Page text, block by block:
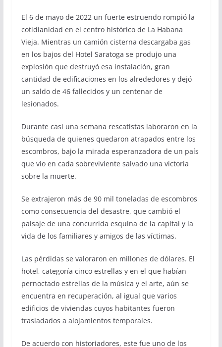
El 6 de mayo de 2022 un fuerte estruendo rompió la
cotidianidad en el centro histórico de La Habana
Vieja. Mientras un camión cisterna descargaba gas
en los bajos del Hotel Saratoga se produjo una
explosión que destruyó esa instalación, gran
cantidad de edificaciones en los alrededores y dejó
un saldo de 46 fallecidos y un centenar de
lesionados.
Durante casi una semana rescatistas laboraron en la
búsqueda de quienes quedaron atrapados entre los
escombros, bajo la mirada esperanzadora de un país
que vio en cada sobreviviente salvado una victoria
sobre la muerte.
Se extrajeron más de 90 mil toneladas de escombros
como consecuencia del desastre, que cambió el
paisaje de una concurrida esquina de la capital y la
vida de los familiares y amigos de las víctimas.
Las pérdidas se valoraron en millones de dólares. El
hotel, categoría cinco estrellas y en el que habían
pernoctado estrellas de la música y el arte, aún se
encuentra en recuperación, al igual que varios
edificios de viviendas cuyos habitantes fueron
trasladados a alojamientos temporales.
De acuerdo con historiadores, este fue uno de los